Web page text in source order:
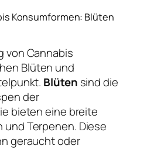
Konsumformen: Blüten
von Cannabis
Blüten und
Blüten sind die
der
bieten eine breite
und Terpenen. Diese
geraucht oder